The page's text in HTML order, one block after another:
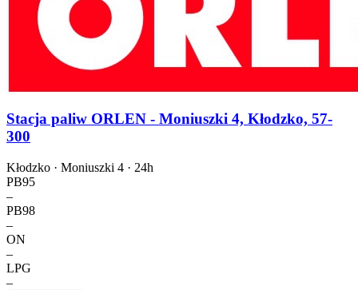
Stacja paliw ORLEN - Moniuszki 4, Kłodzko, 57-
300
Kłodzko · Moniuszki 4 · 24h
PB95
–
PB98
–
ON
–
LPG
–